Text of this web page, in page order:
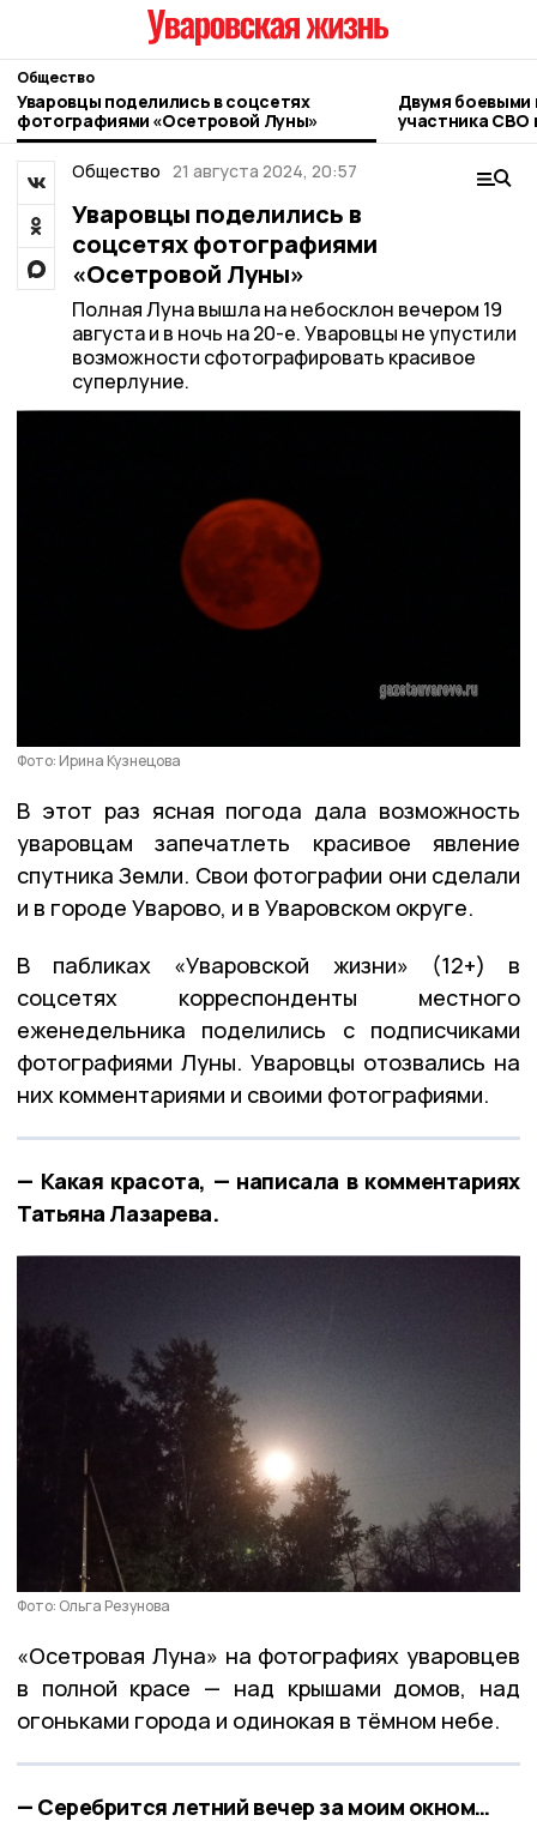
Общество
Уваровцы поделились в соцсетях
фотографиями «Осетровой Луны»
Двумя боевыми
участника СВО
Общество 21 августа 2024, 20:57
Уваровцы поделились в
соцсетях фотографиями
«Осетровой Луны»
Полная Луна вышла на небосклон вечером 19
августа и в ночь на 20-е. Уваровцы не упустили
возможности сфотографировать красивое
суперлуние.
Фото: Ирина Кузнецова
В этот раз ясная погода дала возможность
уваровцам запечатлеть красивое явление
спутника Земли. Свои фотографии они сделали
и в городе Уварово, и в Уваровском округе.
В пабликах «Уваровской жизни» (12+) в
соцсетях корреспонденты местного
еженедельника поделились с подписчиками
фотографиями Луны. Уваровцы отозвались на
них комментариями и своими фотографиями.
— Какая красота, — написала в комментариях
Татьяна Лазарева.
Фото: Ольга Резунова
«Осетровая Луна» на фотографиях уваровцев
в полной красе — над крышами домов, над
огоньками города и одинокая в тёмном небе.
— Серебрится летний вечер за моим окном…